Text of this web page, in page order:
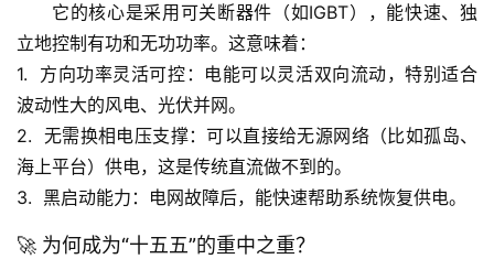
它的核心是采用可关断器件（如IGBT），能快速、独
立地控制有功和无功功率。这意味着：
1. 方向功率灵活可控 ：电能可以灵活双向流动，特别适合
波动性大的风电、光伏并网。
2. 无需换相电压支撑：可以直接给无源网络（比如孤岛、
海上平台）供电，这是传统直流做不到的。
3. 黑启动能力 ：电网故障后，能快速帮助系统恢复供电。
🚀 为何成为“十五五”的重中之重？